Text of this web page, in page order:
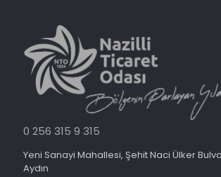
0 256 315 9 315
Yeni Sanayi Mahallesi, Şehit Naci Ülker
Aydın